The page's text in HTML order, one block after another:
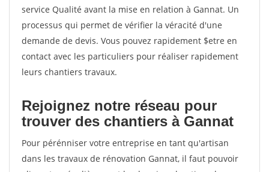
service Qualité avant la mise en relation à Gannat. Un
processus qui permet de vérifier la véracité d'une
demande de devis. Vous pouvez rapidement $etre en
contact avec les particuliers pour réaliser rapidement
leurs chantiers travaux.
Rejoignez notre réseau pour
trouver des chantiers à Gannat
Pour pérénniser votre entreprise en tant qu'artisan
dans les travaux de rénovation Gannat, il faut pouvoir